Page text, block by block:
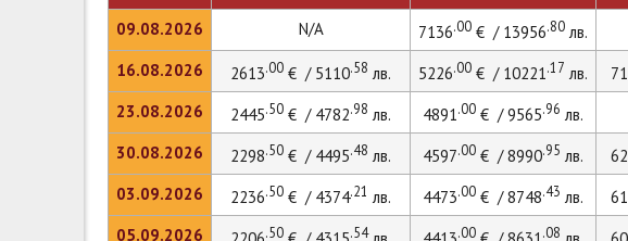
09.08.2026
16.08.2026
23.08.2026
30.08.2026
03.09.2026
05.09.2026
N/A 7136.00 € / 13956.80 лв.
2613.00 € / 5110.58 лв. 5226.00 € / 10221.17 лв.
2445.50 € / 4782.98 лв. 4891.00 € / 9565.96 лв.
2298.50 € / 4495.48 лв. 4597.00 € / 8990.95 лв.
2236.50 € / 4374.21 лв. 4473.00 € / 8748.43 лв.
.50 .54 .00 .08